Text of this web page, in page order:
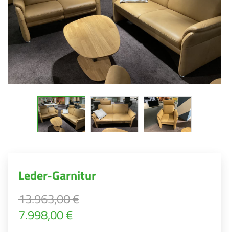
Leder-Garnitur
13.963,00 €
7.998,00 €